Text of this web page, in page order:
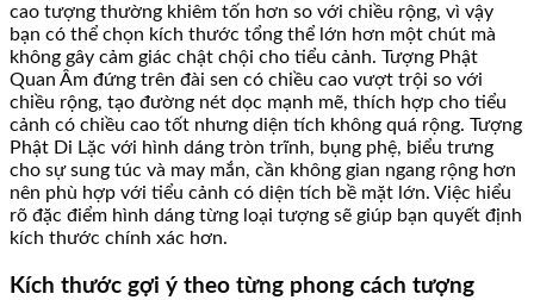
cao tượng thường khiêm tốn hơn so với chiều rộng, vì vậy
bạn có thể chọn kích thước tổng thể lớn hơn một chút mà
không gây cảm giác chật chội cho tiểu cảnh. Tượng Phật
Quan Âm đứng trên đài sen có chiều cao vượt trội so với
chiều rộng, tạo đường nét dọc mạnh mẽ, thích hợp cho tiểu
cảnh có chiều cao tốt nhưng diện tích không quá rộng. Tượng
Phật Di Lặc với hình dáng tròn trĩnh, bụng phệ, biểu trưng
cho sự sung túc và may mắn, cần không gian ngang rộng hơn
nên phù hợp với tiểu cảnh có diện tích bề mặt lớn. Việc hiểu
rõ đặc điểm hình dáng từng loại tượng sẽ giúp bạn quyết định
kích thước chính xác hơn.
Kích thước gợi ý theo từng phong cách tượng